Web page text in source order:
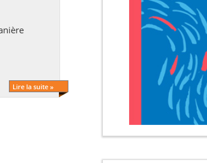
Lire la suite »